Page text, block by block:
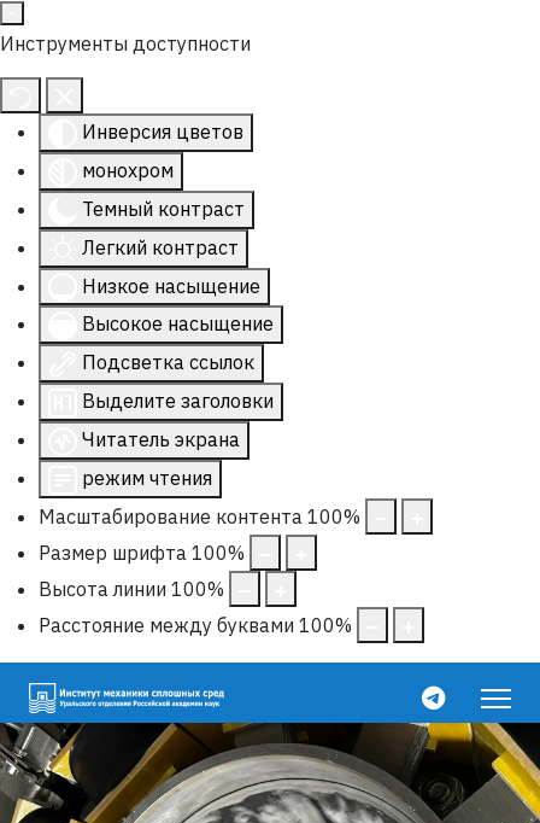
Инструменты доступности
Инверсия цветов
монохром
Темный контраст
Легкий контраст
Низкое насыщение
Высокое насыщение
Подсветка ссылок
Выделите заголовки
Читатель экрана
режим чтения
Масштабирование контента 100%
Размер шрифта 100%
Высота линии 100%
Расстояние между буквами 100%